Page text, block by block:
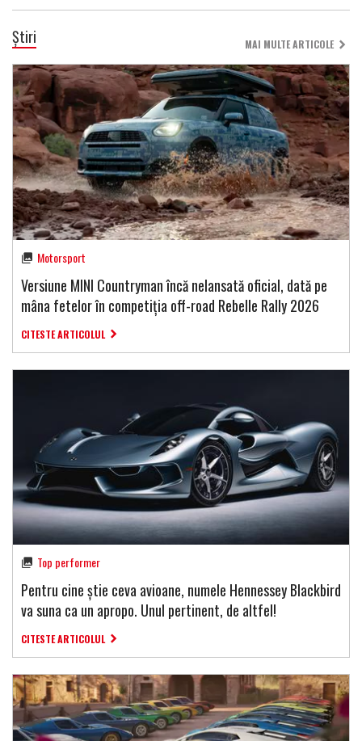
Știri MAI MULTE ARTICOLE
Motorsport
Versiune MINI Countryman încă nelansată oficial, dată pe
mâna fetelor în competiția off-road Rebelle Rally 2026
CITESTE ARTICOLUL
Top performer
Pentru cine știe ceva avioane, numele Hennessey Blackbird
va suna ca un apropo. Unul pertinent, de altfel!
CITESTE ARTICOLUL